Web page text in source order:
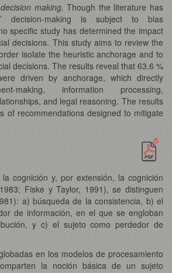
making.Though the literature has
decision-making is subject to bias
specific study has determined the impact
decisions. This study aims to review the
isolate the heuristic anchorage and to
decisions. The results reveal that 63.6 %
driven by anchorage, which directly
making, information processing,
and legal reasoning. The results
of recommendations designed to mitigate
cognición y, por extensión, la cognición
Fiske y Taylor, 1991), se distinguen
a) búsqueda de la consistencia, b) el
de información, en el que se engloban
y c) el sujeto como perdedor de
en los modelos de procesamiento
la noción básica de un sujeto